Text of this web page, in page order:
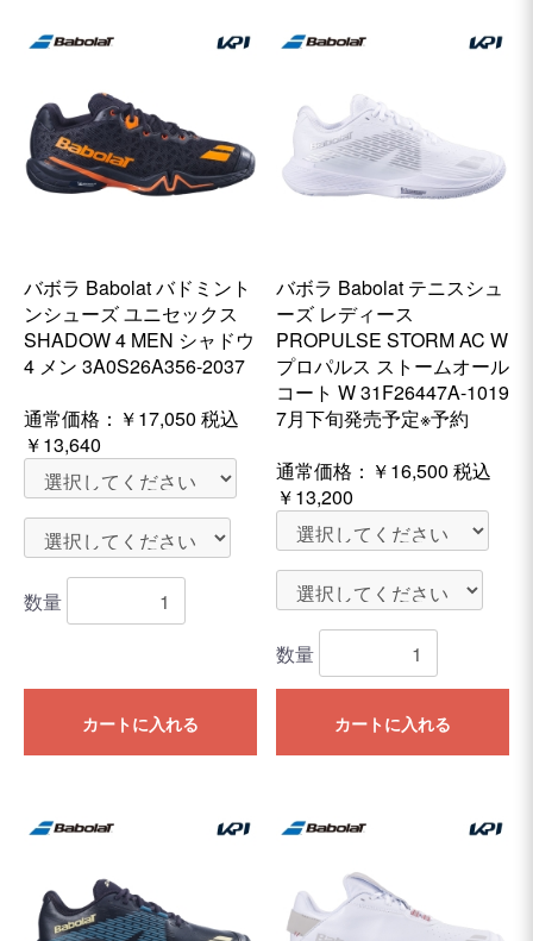
バボラ Babolat バドミント
ンシューズ ユニセックス
SHADOW 4 MEN シャドウ
4 メン 3A0S26A356-2037
通常価格： ￥17,050 税込
￥13,640
数量
カートに入れる
バボラ Babolat テニスシュ
ーズ レディース
PROPULSE STORM AC W
プロパルス ストームオール
コート W 31F26447A-1019
7月下旬発売予定※予約
通常価格： ￥16,500 税込
￥13,200
数量
カートに入れる